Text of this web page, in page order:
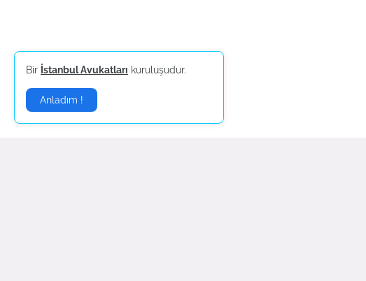
Bir İstanbul Avukatları kuruluşudur.
Anladım !